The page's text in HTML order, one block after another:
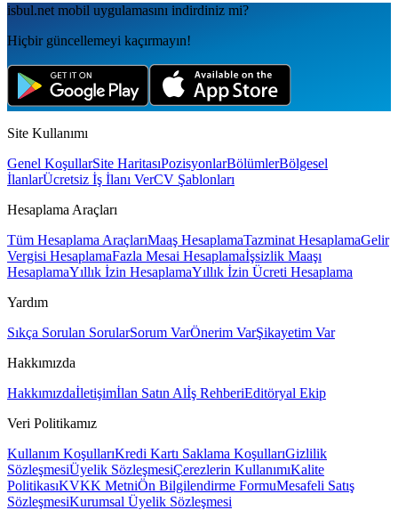
isbul.net mobil uygulamаsını indirdiniz mi?
Hiçbir güncellemeyi kaçırmayın!
Site Kullanımı
Genel KoşullarSite HaritasıPozisyonlarBölümlerBölgesel
İlanlarÜcretsiz İş İlanı VerCV Şablonları
Hesaplama Araçları
Tüm Hesaplama AraçlarıMaaş HesaplamaTazminat HesaplamaGelir
Vergisi HesaplamaFazla Mesai Hesaplamaİşsizlik Maaşı
HesaplamaYıllık İzin HesaplamaYıllık İzin Ücreti Hesaplama
Yardım
Sıkça Sorulan SorularSorum VarÖnerim VarŞikayetim Var
Hakkımızda
Hakkımızdaİletişimİlan Satın Alİş RehberiEditöryal Ekip
Veri Politikamız
Kullanım KoşullarıKredi Kartı Saklama KoşullarıGizlilik
SözleşmesiÜyelik SözleşmesiÇerezlerin KullanımıKalite
PolitikasıKVKK MetniÖn Bilgilendirme FormuMesafeli Satış
SözleşmesiKurumsal Üyelik Sözleşmesi